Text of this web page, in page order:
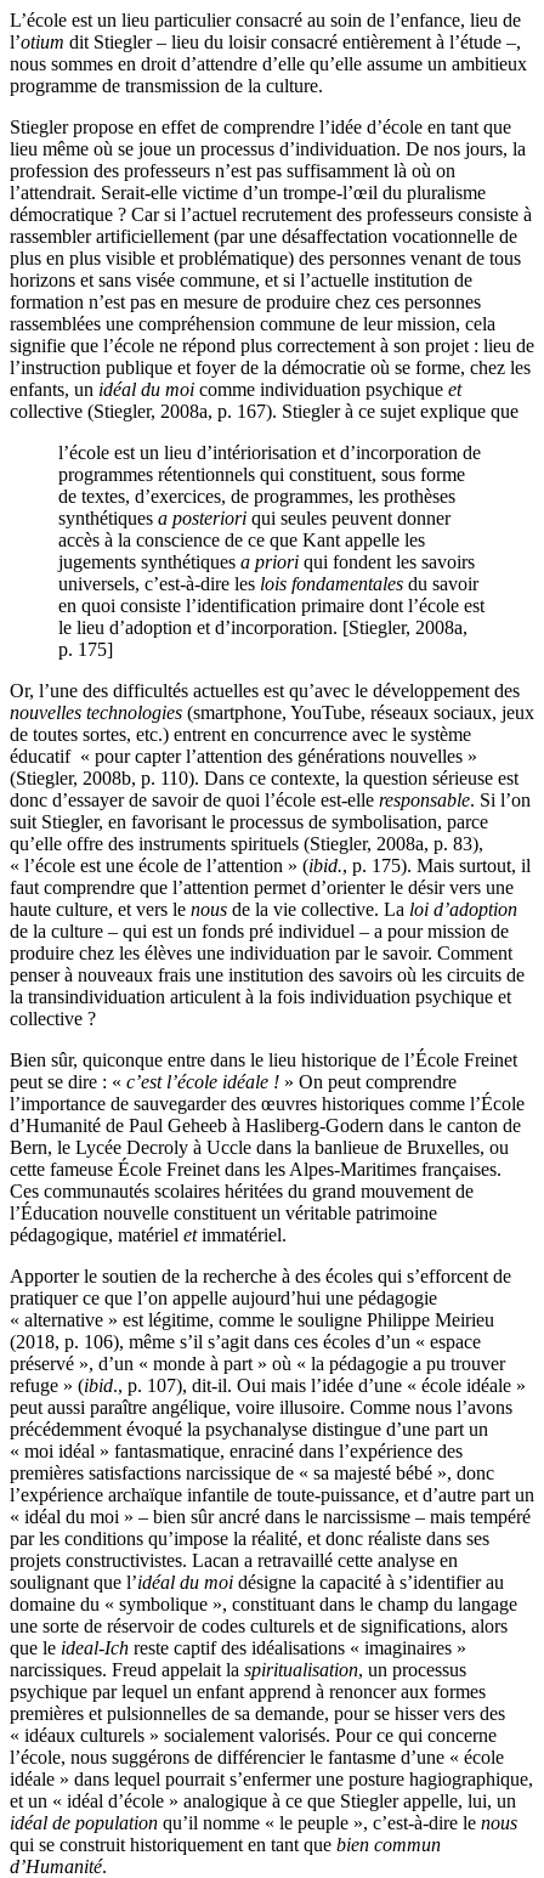
L’école est un lieu particulier consacré au soin de l’enfance, lieu de
l’otium dit Stiegler – lieu du loisir consacré entièrement à l’étude –,
nous sommes en droit d’attendre d’elle qu’elle assume un ambitieux
programme de transmission de la culture.
Stiegler propose en effet de comprendre l’idée d’école en tant que
lieu même où se joue un processus d’individuation. De nos jours, la
profession des professeurs n’est pas suffisamment là où on
l’attendrait. Serait-elle victime d’un trompe-l’œil du pluralisme
démocratique ? Car si l’actuel recrutement des professeurs consiste à
rassembler artificiellement (par une désaffectation vocationnelle de
plus en plus visible et problématique) des personnes venant de tous
horizons et sans visée commune, et si l’actuelle institution de
formation n’est pas en mesure de produire chez ces personnes
rassemblées une compréhension commune de leur mission, cela
signifie que l’école ne répond plus correctement à son projet : lieu de
l’instruction publique et foyer de la démocratie où se forme, chez les
enfants, un idéal du moi comme individuation psychique et
collective (Stiegler, 2008a, p. 167). Stiegler à ce sujet explique que
l’école est un lieu d’intériorisation et d’incorporation de
programmes rétentionnels qui constituent, sous forme
de textes, d’exercices, de programmes, les prothèses
synthétiques a posteriori qui seules peuvent donner
accès à la conscience de ce que Kant appelle les
jugements synthétiques a priori qui fondent les savoirs
universels, c’est-à-dire les lois fondamentales du savoir
en quoi consiste l’identification primaire dont l’école est
le lieu d’adoption et d’incorporation. [Stiegler, 2008a,
p. 175]
Or, l’une des difficultés actuelles est qu’avec le développement des
nouvelles technologies (smartphone, YouTube, réseaux sociaux, jeux
de toutes sortes, etc.) entrent en concurrence avec le système
éducatif « pour capter l’attention des générations nouvelles »
(Stiegler, 2008b, p. 110). Dans ce contexte, la question sérieuse est
donc d’essayer de savoir de quoi l’école est-elle responsable. Si l’on
suit Stiegler, en favorisant le processus de symbolisation, parce
qu’elle offre des instruments spirituels (Stiegler, 2008a, p. 83),
« l’école est une école de l’attention » (ibid., p. 175). Mais surtout, il
faut comprendre que l’attention permet d’orienter le désir vers une
haute culture, et vers le nous de la vie collective. La loi d’adoption
de la culture – qui est un fonds pré individuel – a pour mission de
produire chez les élèves une individuation par le savoir. Comment
penser à nouveaux frais une institution des savoirs où les circuits de
la transindividuation articulent à la fois individuation psychique et
collective ?
Bien sûr, quiconque entre dans le lieu historique de l’École Freinet
peut se dire : « c’est l’école idéale ! » On peut comprendre
l’importance de sauvegarder des œuvres historiques comme l’École
d’Humanité de Paul Geheeb à Hasliberg-Godern dans le canton de
Bern, le Lycée Decroly à Uccle dans la banlieue de Bruxelles, ou
cette fameuse École Freinet dans les Alpes-Maritimes françaises.
Ces communautés scolaires héritées du grand mouvement de
l’Éducation nouvelle constituent un véritable patrimoine
pédagogique, matériel etimmatériel.
Apporter le soutien de la recherche à des écoles qui s’efforcent de
pratiquer ce que l’on appelle aujourd’hui une pédagogie
« alternative » est légitime, comme le souligne Philippe Meirieu
(2018, p. 106), même s’il s’agit dans ces écoles d’un « espace
préservé », d’un « monde à part » où « la pédagogie a pu trouver
refuge » (ibid., p. 107), dit-il. Oui mais l’idée d’une « école idéale »
peut aussi paraître angélique, voire illusoire. Comme nous l’avons
précédemment évoqué la psychanalyse distingue d’une part un
« moi idéal » fantasmatique, enraciné dans l’expérience des
premières satisfactions narcissique de « sa majesté bébé », donc
l’expérience archaïque infantile de toute-puissance, et d’autre part un
« idéal du moi » – bien sûr ancré dans le narcissisme – mais tempéré
par les conditions qu’impose la réalité, et donc réaliste dans ses
projets constructivistes. Lacan a retravaillé cette analyse en
soulignant que l’idéal du moi désigne la capacité à s’identifier au
domaine du « symbolique », constituant dans le champ du langage
une sorte de réservoir de codes culturels et de significations, alors
que le ideal-Ich reste captif des idéalisations « imaginaires »
narcissiques. Freud appelait la spiritualisation, un processus
psychique par lequel un enfant apprend à renoncer aux formes
premières et pulsionnelles de sa demande, pour se hisser vers des
« idéaux culturels » socialement valorisés. Pour ce qui concerne
l’école, nous suggérons de différencier le fantasme d’une « école
idéale » dans lequel pourrait s’enfermer une posture hagiographique,
et un « idéal d’école » analogique à ce que Stiegler appelle, lui, un
idéal de population qu’il nomme « le peuple », c’est-à-dire le nous
qui se construit historiquement en tant que bien commun
d’Humanité.